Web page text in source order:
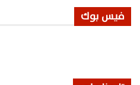
فيس بوك